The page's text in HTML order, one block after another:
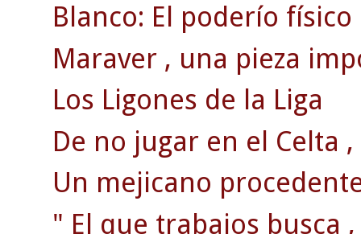
Blanco: El poderío
Maraver , una pieza
Los Ligones de la Liga
De no jugar en el Celta
Un mejicano
" El que trabajos busca